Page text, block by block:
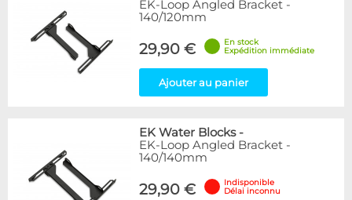
EK-Loop Angled Bracket -
140/120mm
29,90 €
En stock
Expédition immédiate
Ajouter au panier
EK Water Blocks-
EK-Loop Angled Bracket -
140/140mm
29,90 €
Indisponible
Délai inconnu